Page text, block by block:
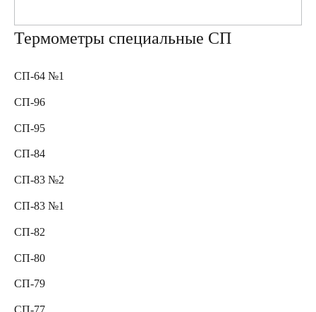
Термометры специальные СП
СП-64 №1
СП-96
СП-95
СП-84
СП-83 №2
СП-83 №1
СП-82
СП-80
СП-79